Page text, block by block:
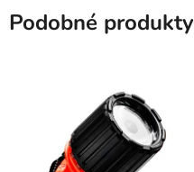
Podobné produkty